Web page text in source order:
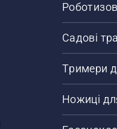
Садові
Тримери
Ножиці